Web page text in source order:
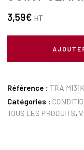
3,59€ HT
Référence : TRA
Catégories :
TOUS LES PRODUITS,